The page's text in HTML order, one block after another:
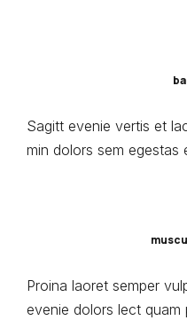
Sagitt evenie vertis et
min dolors sem egestas
Proina laoret semper
evenie dolors lect quam